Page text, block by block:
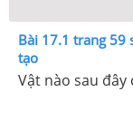
Bài 17.1 trang 59
tạo
Vật nào sau